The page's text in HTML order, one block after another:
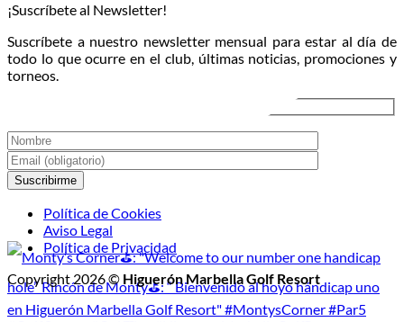
Torneo
de
2026
¡Suscríbete al Newsletter!
Suscríbete a nuestro newsletter mensual para estar al día de
todo lo que ocurre en el club, últimas noticias, promociones y
torneos.
Política de Cookies
Aviso Legal
Política de Privacidad
Copyright 2026 © Higuerón Marbella Golf Resort